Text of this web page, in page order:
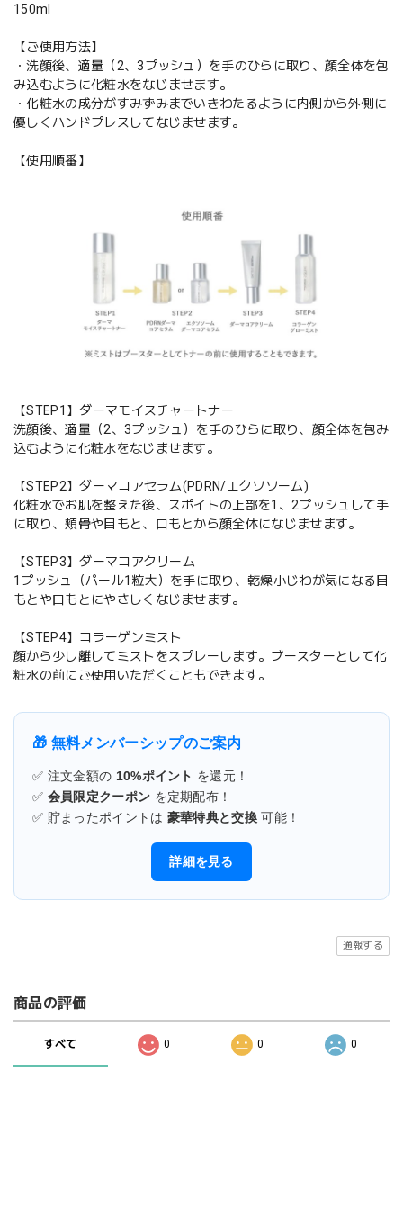
150ml
【ご使用方法】
・洗顔後、適量（2、3プッシュ）を手のひらに取り、顔全体を包
み込むように化粧水をなじませます。
・化粧水の成分がすみずみまでいきわたるように内側から外側に
優しくハンドプレスしてなじませます。
【使用順番】
【STEP1】ダーマモイスチャートナー
洗顔後、適量（2、3プッシュ）を手のひらに取り、顔全体を包み
込むように化粧水をなじませます。
【STEP2】ダーマコアセラム(PDRN/エクソソーム)
化粧水でお肌を整えた後、スポイトの上部を1、2プッシュして手
に取り、頬骨や目もと、口もとから顔全体になじませます。
【STEP3】ダーマコアクリーム
1プッシュ（パール1粒大）を手に取り、乾燥小じわが気になる目
もとや口もとにやさしくなじませます。
【STEP4】コラーゲンミスト
顔から少し離してミストをスプレーします。ブースターとして化
粧水の前にご使用いただくこともできます。
🎁 無料メンバーシップのご案内
✅ 注文金額の 10%ポイント を還元！
✅ 会員限定クーポン を定期配布！
✅ 貯まったポイントは 豪華特典と交換 可能！
詳細を見る
通報する
商品の評価
すべて 0 0 0